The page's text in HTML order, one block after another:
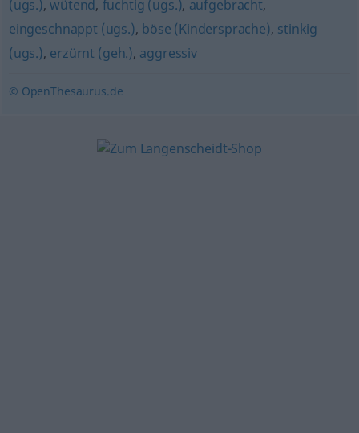
(ugs.),wütend, fuchtig (ugs.), aufgebracht,
eingeschnappt (ugs.), böse (Kindersprache), stinkig
(ugs.), erzürnt (geh.), aggressiv
© OpenThesaurus.de